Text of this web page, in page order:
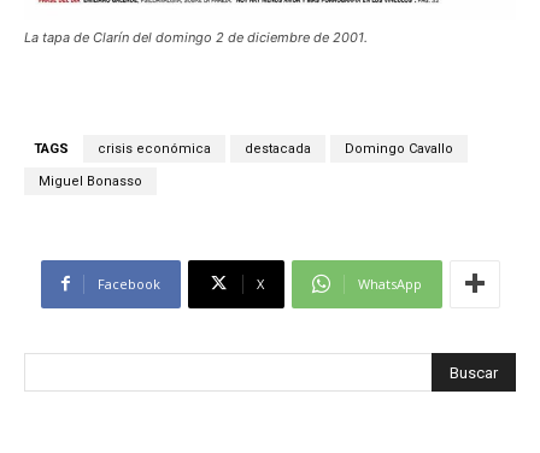
La tapa de Clarín del domingo 2 de diciembre de 2001.
TAGS crisis económica destacada Domingo Cavallo
Miguel Bonasso
Facebook X WhatsApp